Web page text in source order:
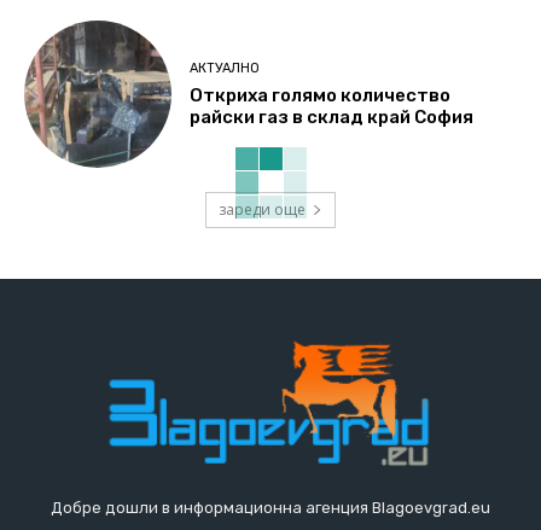
АКТУАЛНО
Откриха голямо количество
райски газ в склад край София
зареди още
Добре дошли в информационна агенция Blagoevgrad.eu